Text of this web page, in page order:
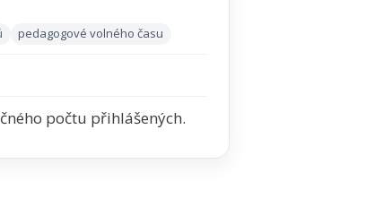
pedagogové volného času
počtu přihlášených.